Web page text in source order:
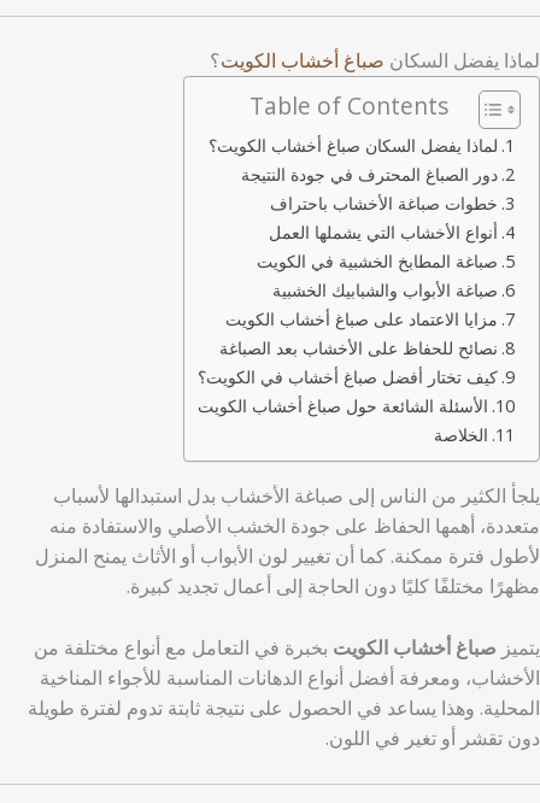
لماذا يفضل السكان صباغ أخشاب الكويت؟
Table of Contents
لماذا يفضل السكان صباغ أخشاب الكويت؟
دور الصباغ المحترف في جودة النتيجة
خطوات صباغة الأخشاب باحتراف
أنواع الأخشاب التي يشملها العمل
صباغة المطابخ الخشبية في الكويت
صباغة الأبواب والشبابيك الخشبية
مزايا الاعتماد على صباغ أخشاب الكويت
نصائح للحفاظ على الأخشاب بعد الصباغة
كيف تختار أفضل صباغ أخشاب في الكويت؟
الأسئلة الشائعة حول صباغ أخشاب الكويت
الخلاصة
يلجأ الكثير من الناس إلى صباغة الأخشاب بدل استبدالها لأسباب
متعددة، أهمها الحفاظ على جودة الخشب الأصلي والاستفادة منه
لأطول فترة ممكنة. كما أن تغيير لون الأبواب أو الأثاث يمنح المنزل
مظهرًا مختلفًا كليًا دون الحاجة إلى أعمال تجديد كبيرة.
يتميز صباغ أخشاب الكويت بخبرة في التعامل مع أنواع مختلفة من
الأخشاب، ومعرفة أفضل أنواع الدهانات المناسبة للأجواء المناخية
المحلية. وهذا يساعد في الحصول على نتيجة ثابتة تدوم لفترة طويلة
دون تقشر أو تغير في اللون.